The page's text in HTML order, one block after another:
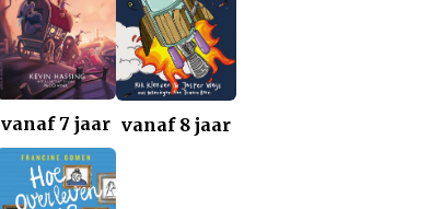
vanaf 7 jaar vanaf 8 jaar